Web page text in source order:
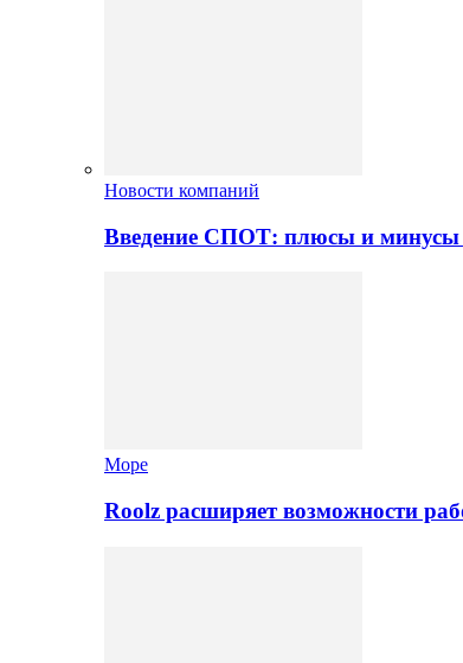
Новости компаний
Введение СПОТ: плюсы и минусы
Море
Roolz расширяет возможности